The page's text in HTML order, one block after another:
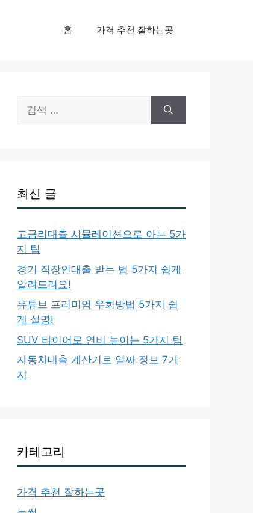
홈 가격 추천 잘하는곳
색:
최신 글
고금리대출 시뮬레이션으로 아는 5가
지 팁
경기 직장인대출 받는 법 5가지 쉽게
알려드려요!
유튜브 프리미엄 우회방법 5가지 쉽
게 설명!
SUV 타이어로 연비 높이는 5가지 팁
자동차대출 계산기로 알짜 정보 7가
지
카테고리
가격 추천 잘하는곳